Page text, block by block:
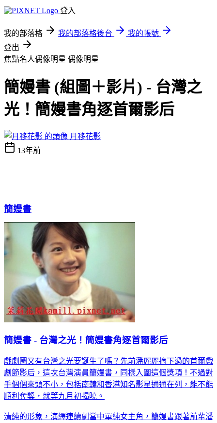
登入
我的部落格 我的部落格後台
我的帳號
登出
焦點名人偶像明星 偶像明星
簡嫚書 (組圖＋影片) - 台灣之
光！簡嫚書角逐首爾影后
月移花影
13年前
簡嫚書
簡嫚書 - 台灣之光！簡嫚書角逐首爾影后
戲劇圈又有台灣之光要誕生了嗎？先前潘麗麗摘下過的首爾戲
劇節影后，這次台灣演員簡嫚書，同樣入圍這個獎項！不過對
手個個來頭不小，包括南韓和香港知名影星通通在列，能不能
順利奪獎，就等九月初揭曉。
清純的形象，演繹連續劇當中單純女主角，簡嫚書跟著前輩潘